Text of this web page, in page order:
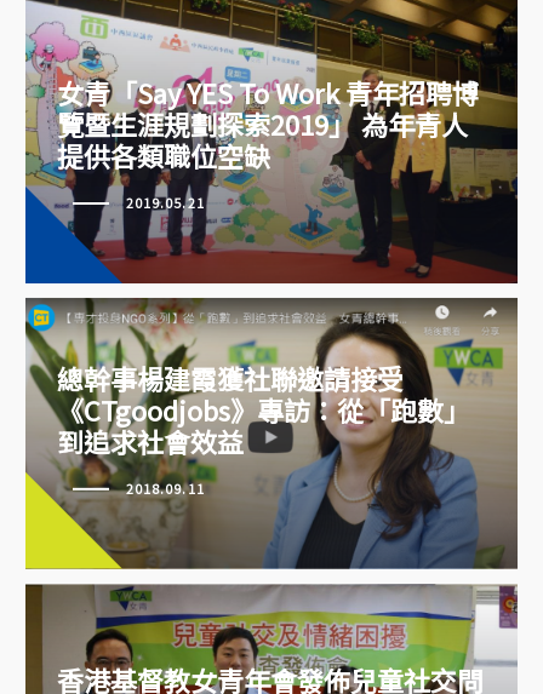
女青「Say YES To Work 青年招聘
博覽暨生涯規劃探索2019」 為年
青人提供各類職位空缺
女青「Say YES To Work 青年招聘博
覽暨生涯規劃探索2019」 為年青人
提供各類職位空缺
2019.05.21
總幹事楊建霞獲社聯邀請接受
《CTgoodjobs》專訪：從「跑
數」到追求社會效益
總幹事楊建霞獲社聯邀請接受
《CTgoodjobs》專訪：從「跑數」
到追求社會效益
2018.09.11
香港基督教女青年會發佈兒童社交問